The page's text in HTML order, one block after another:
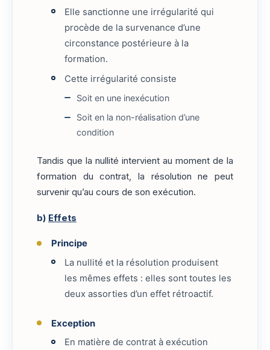
Elle sanctionne une irrégularité qui
procède de la survenance d’une
circonstance postérieure à la
formation.
Cette irrégularité consiste
Soit en une inexécution
Soit en la non-réalisation d’une
condition
Tandis que la nullité intervient au moment de la
formation du contrat, la résolution ne peut
survenir qu’au cours de son exécution.
b) Effets
Principe
La nullité et la résolution produisent
les mêmes effets : elles sont toutes les
deux assorties d’un effet rétroactif.
Exception
En matière de contrat à exécution